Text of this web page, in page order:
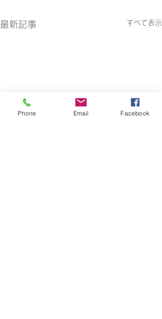
最新記事 すべて表示
Phone Email Facebook